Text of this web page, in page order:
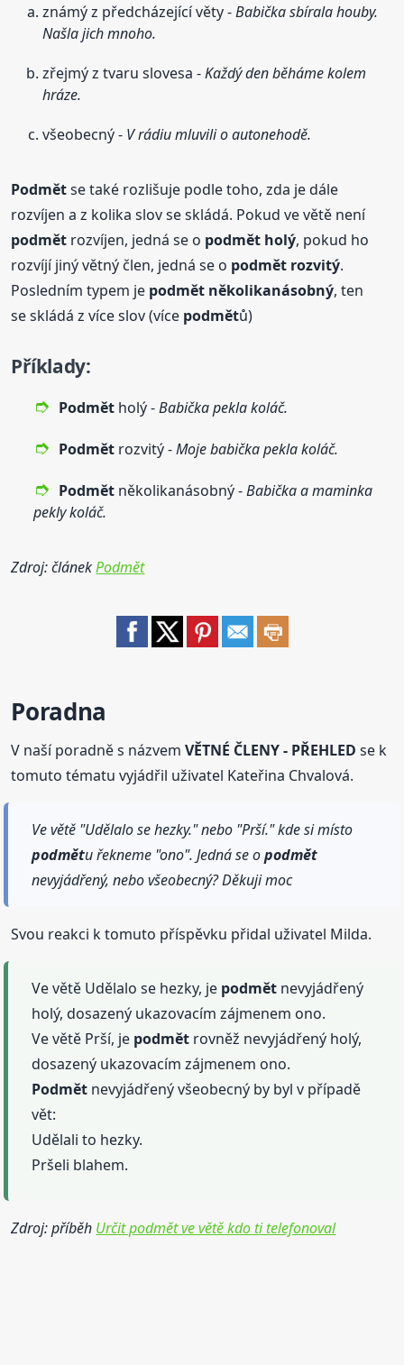
známý z předcházející věty -Babička sbírala houby.
Našla jich mnoho.
zřejmý z tvaru slovesa -Každý den běháme kolem
hráze.
všeobecný - V rádiu mluvili o autonehodě.
Podmětse také rozlišuje podle toho, zda je dále
rozvíjen a z kolika slov se skládá. Pokud ve větě není
podmět rozvíjen, jedná se o podmět holý, pokud ho
rozvíjí jiný větný člen, jedná se o podmět rozvitý.
Posledním typem je podmět několikanásobný, ten
se skládá z více slov (více podmětů)
Příklady:
Podmět holý -Babička pekla koláč.
Podmět rozvitý -Moje babička pekla koláč.
Podmět několikanásobný -Babička a maminka
pekly koláč.
Zdroj: článekPodmět
Poradna
V naší poradně s názvemVĚTNÉ ČLENY - PŘEHLED se k
tomuto tématu vyjádřil uživatel Kateřina Chvalová.
Ve větě "Udělalo se hezky." nebo "Prší." kde si místo
podmětu řekneme "ono". Jedná se opodmět
nevyjádřený, nebo všeobecný? Děkuji moc
Svou reakci k tomuto příspěvku přidal uživatel Milda.
Ve větě Udělalo se hezky, je podmět nevyjádřený
holý, dosazený ukazovacím zájmenem ono.
Ve větě Prší, je podmět rovněž nevyjádřený holý,
dosazený ukazovacím zájmenem ono.
Podmět nevyjádřený všeobecný by byl v případě
vět:
Udělali to hezky.
Pršeli blahem.
Zdroj: příběh Určit podmět ve větě kdo ti telefonoval